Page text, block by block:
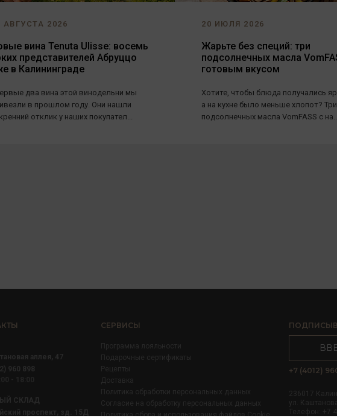
АВГУСТА 2026
вина Tenuta Ulisse: восемь
представителей Абруццо
в Калининграде
два вина этой винодельни мы
в прошлом году. Они нашли
отклик у наших покупател...
20 ИЮЛЯ 2026
Жарьте без специй: три
подсолнечных масла
готовым вкусом
Хотите, чтобы блюда получались
а на кухне было меньше хлопот? Три
подсолнечных масла VomFASS с
аллея, 47
960 898
СКЛАД
проспект, зд. 15Д
СЕРВИСЫ
Программа лояльности
Подарочные сертификаты
Рецепты
Доставка
Политика обработки персональных данных
Согласие на обработку персональных данных
Политика сбора и использования файлов Cookie
+7 (4012)
236017
ул.
Телефон: +7